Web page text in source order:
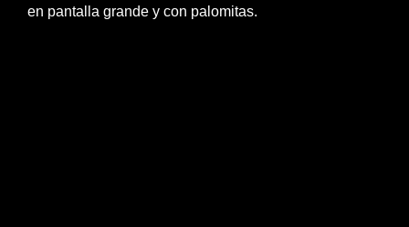
en pantalla grande y con palomitas.